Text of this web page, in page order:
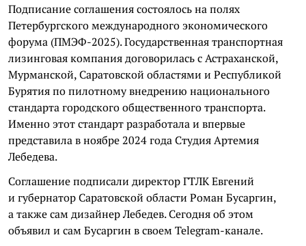
Подписание соглашения состоялось на полях
Петербургского международного экономического
форума (ПМЭФ-2025). Государственная транспортная
лизинговая компания договорилась с Астраханской,
Мурманской, Саратовской областями и Республикой
Бурятия по пилотному внедрению национального
стандарта городского общественного транспорта.
Именно этот стандарт разработала и впервые
представила в ноябре 2024 года Студия Артемия
Лебедева.
Соглашение подписали директор ГТЛК Евгений
и губернатор Саратовской области Роман Бусаргин,
а также сам дизайнер Лебедев. Сегодня об этом
объявил и сам Бусаргин в своем Telegram-канале.